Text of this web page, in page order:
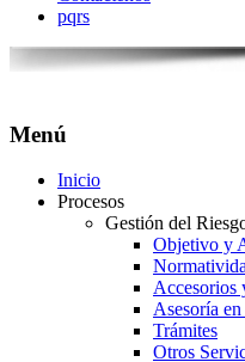
pqrs
Menú
Inicio
Procesos
Gestión del
Objetivo y
Accesorios
Asesoría
Trámites
Otros